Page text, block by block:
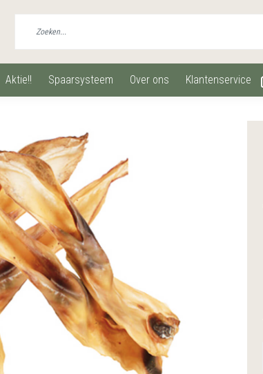
aktie!! spaarsysteem over ons klantenservice